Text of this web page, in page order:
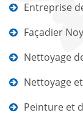
Entreprise
Façadier
Nettoyage
Nettoyage
Peinture et